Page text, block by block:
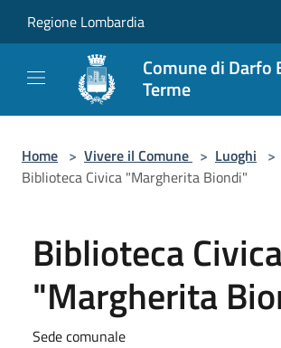
Regione Lombardia
Comune di Darfo
Terme
Home > Vivere il Comune > Luoghi >
Biblioteca Civica "Margherita Biondi"
Biblioteca
"Margherita
Sede comunale